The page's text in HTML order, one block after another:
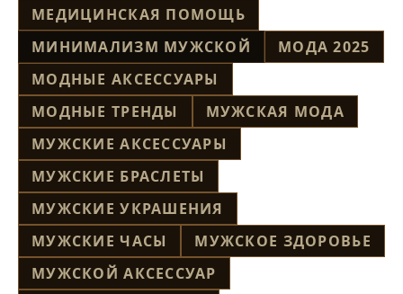
МЕДИЦИНСКАЯ ПОМОЩЬ
МИНИМАЛИЗМ МУЖСКОЙ
МОДА 2025
МОДНЫЕ АКСЕССУАРЫ
МОДНЫЕ ТРЕНДЫ
МУЖСКАЯ МОДА
МУЖСКИЕ АКСЕССУАРЫ
МУЖСКИЕ БРАСЛЕТЫ
МУЖСКИЕ УКРАШЕНИЯ
МУЖСКИЕ ЧАСЫ
МУЖСКОЕ ЗДОРОВЬЕ
МУЖСКОЙ АКСЕССУАР